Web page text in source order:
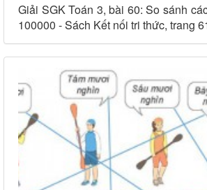
Giải SGK Toán 3, bài 60: So sánh
100000 - Sách Kết nối tri thức, trang